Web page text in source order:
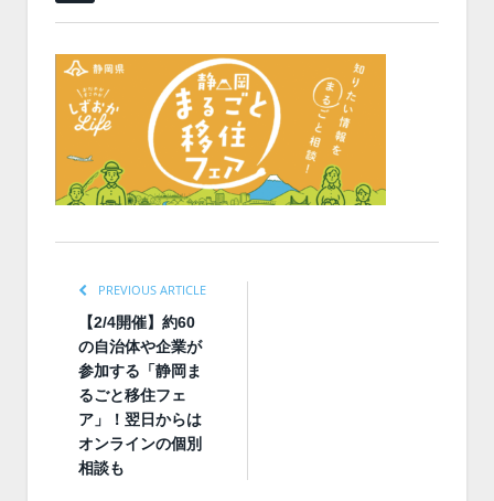
PREVIOUS ARTICLE
【2/4開催】約60
の自治体や企業が
参加する「静岡ま
るごと移住フェ
ア」！翌日からは
オンラインの個別
相談も